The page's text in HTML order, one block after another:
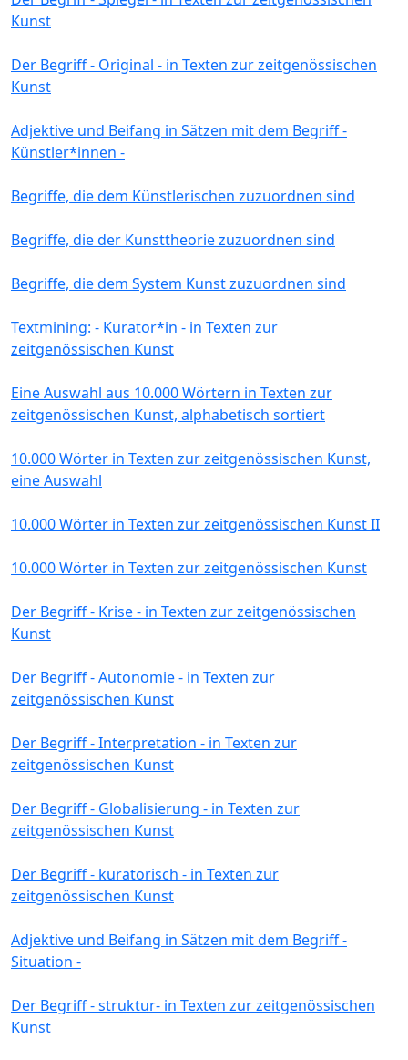
Kunst
Der Begriff - Original - in Texten zur zeitgenössischen
Kunst
Adjektive und Beifang in Sätzen mit dem Begriff -
Künstler*innen -
Begriffe, die dem Künstlerischen zuzuordnen sind
Begriffe, die der Kunsttheorie zuzuordnen sind
Begriffe, die dem System Kunst zuzuordnen sind
Textmining: - Kurator*in - in Texten zur
zeitgenössischen Kunst
Eine Auswahl aus 10.000 Wörtern in Texten zur
zeitgenössischen Kunst, alphabetisch sortiert
10.000 Wörter in Texten zur zeitgenössischen Kunst,
eine Auswahl
10.000 Wörter in Texten zur zeitgenössischen Kunst II
10.000 Wörter in Texten zur zeitgenössischen Kunst
Der Begriff - Krise - in Texten zur zeitgenössischen
Kunst
Der Begriff - Autonomie - in Texten zur
zeitgenössischen Kunst
Der Begriff - Interpretation - in Texten zur
zeitgenössischen Kunst
Der Begriff - Globalisierung - in Texten zur
zeitgenössischen Kunst
Der Begriff - kuratorisch - in Texten zur
zeitgenössischen Kunst
Adjektive und Beifang in Sätzen mit dem Begriff -
Situation -
Der Begriff - struktur- in Texten zur zeitgenössischen
Kunst